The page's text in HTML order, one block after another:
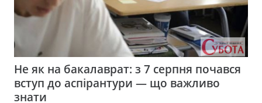
Не як на бакалаврат: з 7 серпня почався
вступ до аспірантури — що важливо
знати